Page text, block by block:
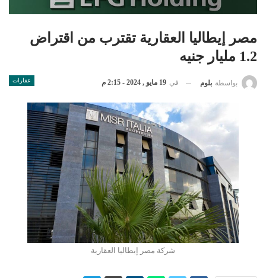
مصر إيطاليا العقارية تقترب من اقتراض
1.2 مليار جنيه
عقارات بواسطة بلوم في 19 مايو , 2024 - 2:15 م
شركة مصر إيطاليا العقارية